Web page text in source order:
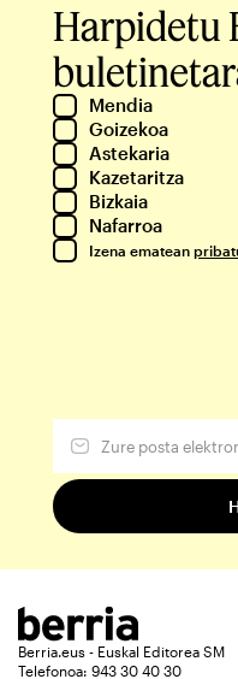
Harpidetu
Mendia
Goizekoa
Astekaria
Kazetaritza
Bizkaia
Nafarroa
Izena ematean
Berria.eus - Euskal Editorea SM
Telefonoa: 943 30 40 30